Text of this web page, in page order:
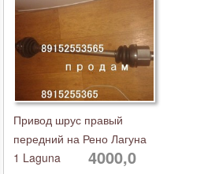
Привод шрус правый
передний на Рено Лагуна
1 Laguna
4000,0